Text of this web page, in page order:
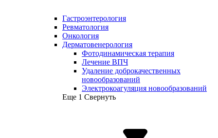
Гастроэнтерология
Ревматология
Онкология
Дерматовенерология
Фотодинамическая терапия
Лечение ВПЧ
Удаление доброкачественных
новообразований
Электрокоагуляция новообразований
Еще 1 Свернуть